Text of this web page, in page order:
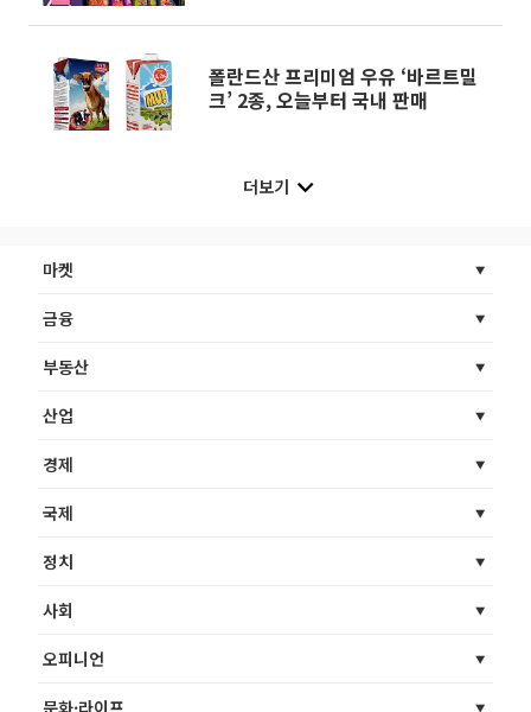
폴란드산 프리미엄 우유 ‘바르트밀
크’ 2종, 오늘부터 국내 판매
더보기
마켓
금융
부동산
산업
경제
국제
정치
사회
오피니언
문화·라이프